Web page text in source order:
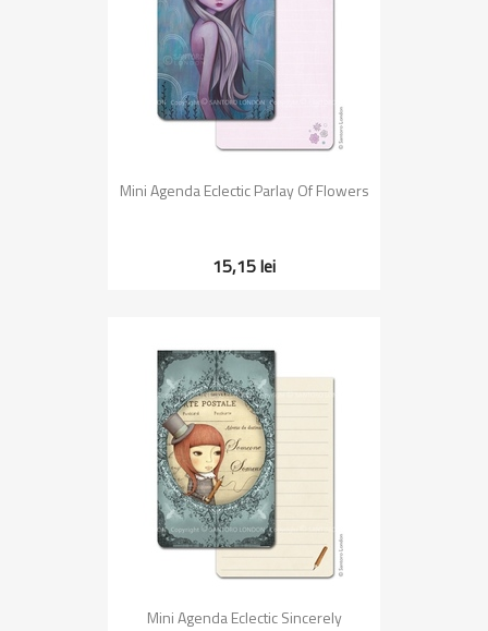
Mini Agenda Eclectic Parlay Of Flowers
15,15 lei
Mini Agenda Eclectic Sincerely